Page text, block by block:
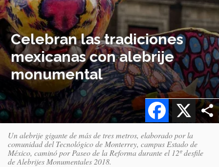
Celebran las tradiciones
mexicanas con alebrije
monumental
X
Facebook
Un alebrije gigante de más de tres metros, elaborado por la
comunidad del Tecnológico de Monterrey, campus Estado de
México, caminó por Paseo de la Reforma durante el 12º desfile
de Alebrijes Monumentales 2018.